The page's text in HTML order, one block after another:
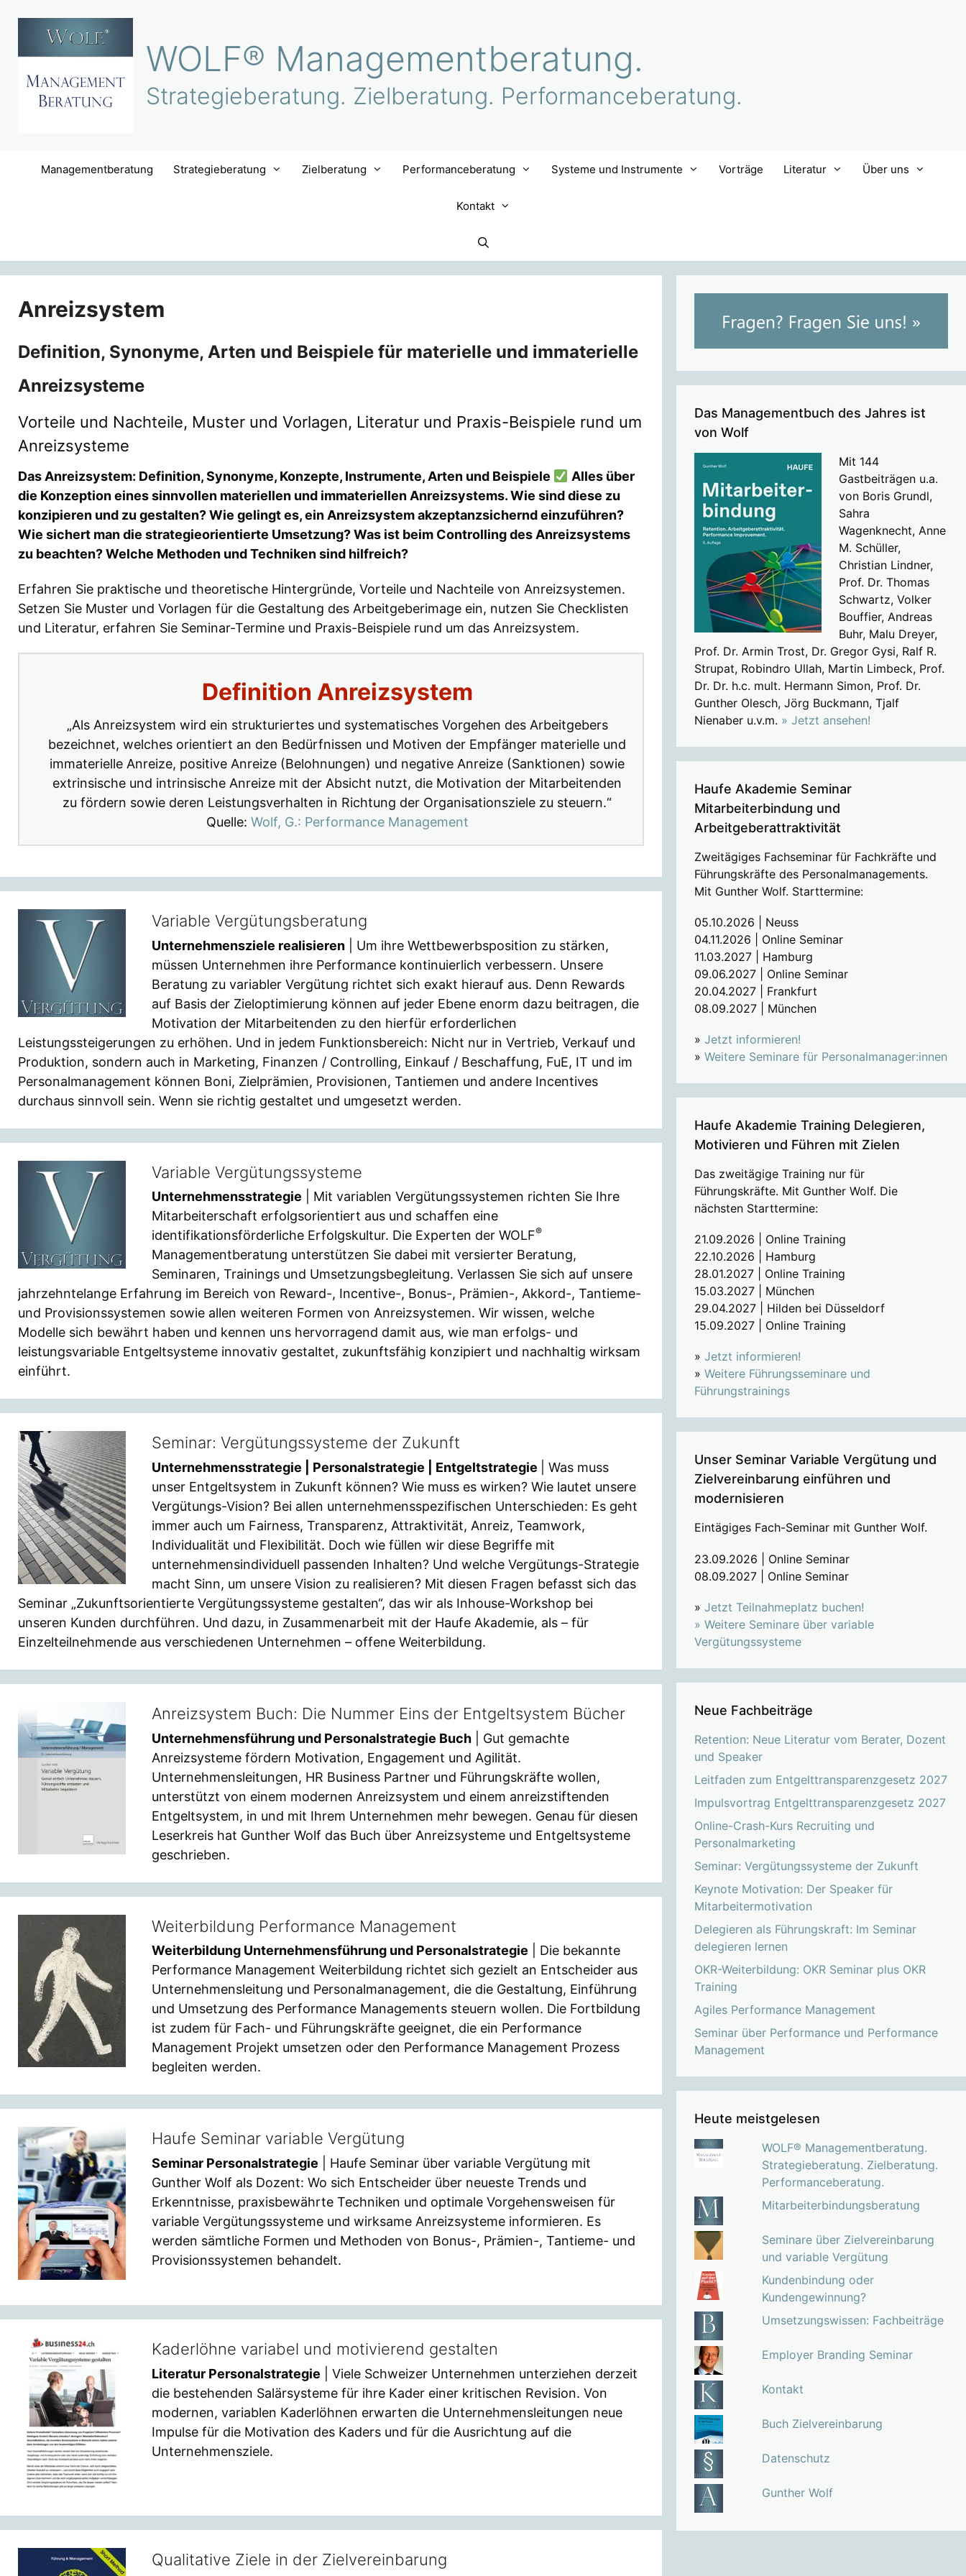
springen
WOLF® Managementberatung.
Strategieberatung. Zielberatung. Performanceberatung.
Managementberatung Strategieberatung Zielberatung Performanceberatung Systeme und Instrumente Vorträge Literatur Über uns
Kontakt
Anreizsystem
Definition, Synonyme, Arten und Beispiele für materielle und immaterielle
Anreizsysteme
Vorteile und Nachteile, Muster und Vorlagen, Literatur und Praxis-Beispiele rund um
Anreizsysteme
Das Anreizsystem: Definition, Synonyme, Konzepte, Instrumente, Arten und Beispiele
Alles über
die Konzeption eines sinnvollen materiellen und immateriellen Anreizsystems. Wie sind diese zu
konzipieren und zu gestalten? Wie gelingt es, ein Anreizsystem akzeptanzsichernd einzuführen?
Wie sichert man die strategieorientierte Umsetzung? Was ist beim Controlling des Anreizsystems
zu beachten? Welche Methoden und Techniken sind hilfreich?
Erfahren Sie praktische und theoretische Hintergründe, Vorteile und Nachteile von Anreizsystemen.
Setzen Sie Muster und Vorlagen für die Gestaltung des Arbeitgeberimage ein, nutzen Sie Checklisten
und Literatur, erfahren Sie Seminar-Termine und Praxis-Beispiele rund um das Anreizsystem.
Definition Anreizsystem
„Als Anreizsystem wird ein strukturiertes und systematisches Vorgehen des Arbeitgebers
bezeichnet, welches orientiert an den Bedürfnissen und Motiven der Empfänger materielle und
immaterielle Anreize, positive Anreize (Belohnungen) und negative Anreize (Sanktionen) sowie
extrinsische und intrinsische Anreize mit der Absicht nutzt, die Motivation der Mitarbeitenden
zu fördern sowie deren Leistungsverhalten in Richtung der Organisationsziele zu steuern.“
Quelle: Wolf, G.: Performance Management
Variable Vergütungsberatung
Unternehmensziele realisieren | Um ihre Wettbewerbsposition zu stärken,
müssen Unternehmen ihre Performance kontinuierlich verbessern. Unsere
Beratung zu variabler Vergütung richtet sich exakt hierauf aus. Denn Rewards
auf Basis der Zieloptimierung können auf jeder Ebene enorm dazu beitragen, die
Motivation der Mitarbeitenden zu den hierfür erforderlichen
Leistungssteigerungen zu erhöhen. Und in jedem Funktionsbereich: Nicht nur in Vertrieb, Verkauf und
Produktion, sondern auch in Marketing, Finanzen / Controlling, Einkauf / Beschaffung, FuE, IT und im
Personalmanagement können Boni, Zielprämien, Provisionen, Tantiemen und andere Incentives
durchaus sinnvoll sein. Wenn sie richtig gestaltet und umgesetzt werden.
Variable Vergütungssysteme
Unternehmensstrategie | Mit variablen Vergütungssystemen richten Sie Ihre
Mitarbeiterschaft erfolgsorientiert aus und schaffen eine
identifikationsförderliche Erfolgskultur. Die Experten der WOLF®
Managementberatung unterstützen Sie dabei mit versierter Beratung,
Seminaren, Trainings und Umsetzungsbegleitung. Verlassen Sie sich auf unsere
jahrzehntelange Erfahrung im Bereich von Reward-, Incentive-, Bonus-, Prämien-, Akkord-, Tantieme-
und Provisionssystemen sowie allen weiteren Formen von Anreizsystemen. Wir wissen, welche
Modelle sich bewährt haben und kennen uns hervorragend damit aus, wie man erfolgs- und
leistungsvariable Entgeltsysteme innovativ gestaltet, zukunftsfähig konzipiert und nachhaltig wirksam
einführt.
Seminar: Vergütungssysteme der Zukunft
Unternehmensstrategie | Personalstrategie | Entgeltstrategie
| Was muss
unser Entgeltsystem in Zukunft können? Wie muss es wirken? Wie lautet unsere
Vergütungs-Vision? Bei allen unternehmensspezifischen Unterschieden: Es geht
immer auch um Fairness, Transparenz, Attraktivität, Anreiz, Teamwork,
Individualität und Flexibilität. Doch wie füllen wir diese Begriffe mit
unternehmensindividuell passenden Inhalten? Und welche Vergütungs-Strategie
macht Sinn, um unsere Vision zu realisieren? Mit diesen Fragen befasst sich das
Seminar „Zukunftsorientierte Vergütungssysteme gestalten“, das wir als Inhouse-Workshop bei
unseren Kunden durchführen. Und dazu, in Zusammenarbeit mit der Haufe Akademie, als – für
Einzelteilnehmende aus verschiedenen Unternehmen – offene Weiterbildung.
Anreizsystem Buch: Die Nummer Eins der Entgeltsystem Bücher
Unternehmensführung und Personalstrategie Buch | Gut gemachte
Anreizsysteme fördern Motivation, Engagement und Agilität.
Unternehmensleitungen, HR Business Partner und Führungskräfte wollen,
unterstützt von einem modernen Anreizsystem und einem anreizstiftenden
Entgeltsystem, in und mit Ihrem Unternehmen mehr bewegen. Genau für diesen
Leserkreis hat Gunther Wolf das Buch über Anreizsysteme und Entgeltsysteme
geschrieben.
Weiterbildung Performance Management
Weiterbildung Unternehmensführung und Personalstrategie | Die bekannte
Performance Management Weiterbildung richtet sich gezielt an Entscheider aus
Unternehmensleitung und Personalmanagement, die die Gestaltung, Einführung
und Umsetzung des Performance Managements steuern wollen. Die Fortbildung
ist zudem für Fach- und Führungskräfte geeignet, die ein Performance
Management Projekt umsetzen oder den Performance Management Prozess
begleiten werden.
Haufe Seminar variable Vergütung
Seminar Personalstrategie | Haufe Seminar über variable Vergütung mit
Gunther Wolf als Dozent: Wo sich Entscheider über neueste Trends und
Erkenntnisse, praxisbewährte Techniken und optimale Vorgehensweisen für
variable Vergütungssysteme und wirksame Anreizsysteme informieren. Es
werden sämtliche Formen und Methoden von Bonus-, Prämien-, Tantieme- und
Provisionssystemen behandelt.
Kaderlöhne variabel und motivierend gestalten
Literatur Personalstrategie | Viele Schweizer Unternehmen unterziehen derzeit
die bestehenden Salärsysteme für ihre Kader einer kritischen Revision. Von
modernen, variablen Kaderlöhnen erwarten die Unternehmensleitungen neue
Impulse für die Motivation des Kaders und für die Ausrichtung auf die
Unternehmensziele.
Qualitative Ziele in der Zielvereinbarung
Das Managementbuch des Jahres ist
von Wolf
Mit 144
Gastbeiträgen u.a.
von Boris Grundl,
Sahra
Wagenknecht, Anne
M. Schüller,
Christian Lindner,
Prof. Dr. Thomas
Schwartz, Volker
Bouffier, Andreas
Buhr, Malu Dreyer,
Prof. Dr. Armin Trost, Dr. Gregor Gysi, Ralf R.
Strupat, Robindro Ullah, Martin Limbeck, Prof.
Dr. Dr. h.c. mult. Hermann Simon, Prof. Dr.
Gunther Olesch, Jörg Buckmann, Tjalf
Nienaber u.v.m. » Jetzt ansehen!
Haufe Akademie Seminar
Mitarbeiterbindung und
Arbeitgeberattraktivität
Zweitägiges Fachseminar für Fachkräfte und
Führungskräfte des Personalmanagements.
Mit Gunther Wolf. Starttermine:
05.10.2026 | Neuss
04.11.2026 | Online Seminar
11.03.2027 | Hamburg
09.06.2027 | Online Seminar
20.04.2027 | Frankfurt
08.09.2027 | München
» Jetzt informieren!
» Weitere Seminare für Personalmanager:innen
Haufe Akademie Training Delegieren,
Motivieren und Führen mit Zielen
Das zweitägige Training nur für
Führungskräfte. Mit Gunther Wolf. Die
nächsten Starttermine:
21.09.2026 | Online Training
22.10.2026 | Hamburg
28.01.2027 | Online Training
15.03.2027 | München
29.04.2027 | Hilden bei Düsseldorf
15.09.2027 | Online Training
» Jetzt informieren!
» Weitere Führungsseminare und
Führungstrainings
Unser Seminar Variable Vergütung und
Zielvereinbarung einführen und
modernisieren
Eintägiges Fach-Seminar mit Gunther Wolf.
23.09.2026 | Online Seminar
08.09.2027 | Online Seminar
» Jetzt Teilnahmeplatz buchen!
» Weitere Seminare über variable
Vergütungssysteme
Neue Fachbeiträge
Retention: Neue Literatur vom Berater, Dozent
und Speaker
Leitfaden zum Entgelttransparenzgesetz 2027
Impulsvortrag Entgelttransparenzgesetz 2027
Online-Crash-Kurs Recruiting und
Personalmarketing
Seminar: Vergütungssysteme der Zukunft
Keynote Motivation: Der Speaker für
Mitarbeitermotivation
Delegieren als Führungskraft: Im Seminar
delegieren lernen
OKR-Weiterbildung: OKR Seminar plus OKR
Training
Agiles Performance Management
Seminar über Performance und Performance
Management
Heute meistgelesen
WOLF® Managementberatung.
Strategieberatung. Zielberatung.
Performanceberatung.
Mitarbeiterbindungsberatung
Seminare über Zielvereinbarung
und variable Vergütung
Kundenbindung oder
Kundengewinnung?
Umsetzungswissen: Fachbeiträge
Employer Branding Seminar
Kontakt
Buch Zielvereinbarung
Datenschutz
Gunther Wolf